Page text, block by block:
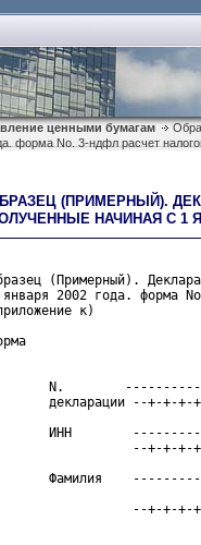
ценными бумагам
форма No. 3-ндфл расчет
(ПРИМЕРНЫЙ).
НАЧИНАЯ С 1
(Примерный).
января 2002 года. форма
к)
--+-+-+-+-
+-+-+-+-+-+-
+-+-+-+-+-+-+-+-+-